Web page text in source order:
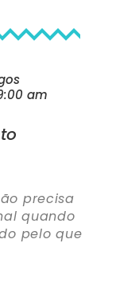
am
precisa
quando
pelo que